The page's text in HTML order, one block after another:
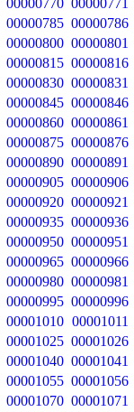
00000770 00000771
00000785 00000786
00000800 00000801
00000815 00000816
00000830 00000831
00000845 00000846
00000860 00000861
00000875 00000876
00000890 00000891
00000905 00000906
00000920 00000921
00000935 00000936
00000950 00000951
00000965 00000966
00000980 00000981
00000995 00000996
00001010 00001011
00001025 00001026
00001040 00001041
00001055 00001056
00001070 00001071